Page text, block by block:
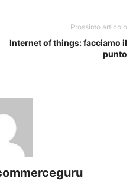
Prossimo articolo
Internet of things: facciamo il
punto